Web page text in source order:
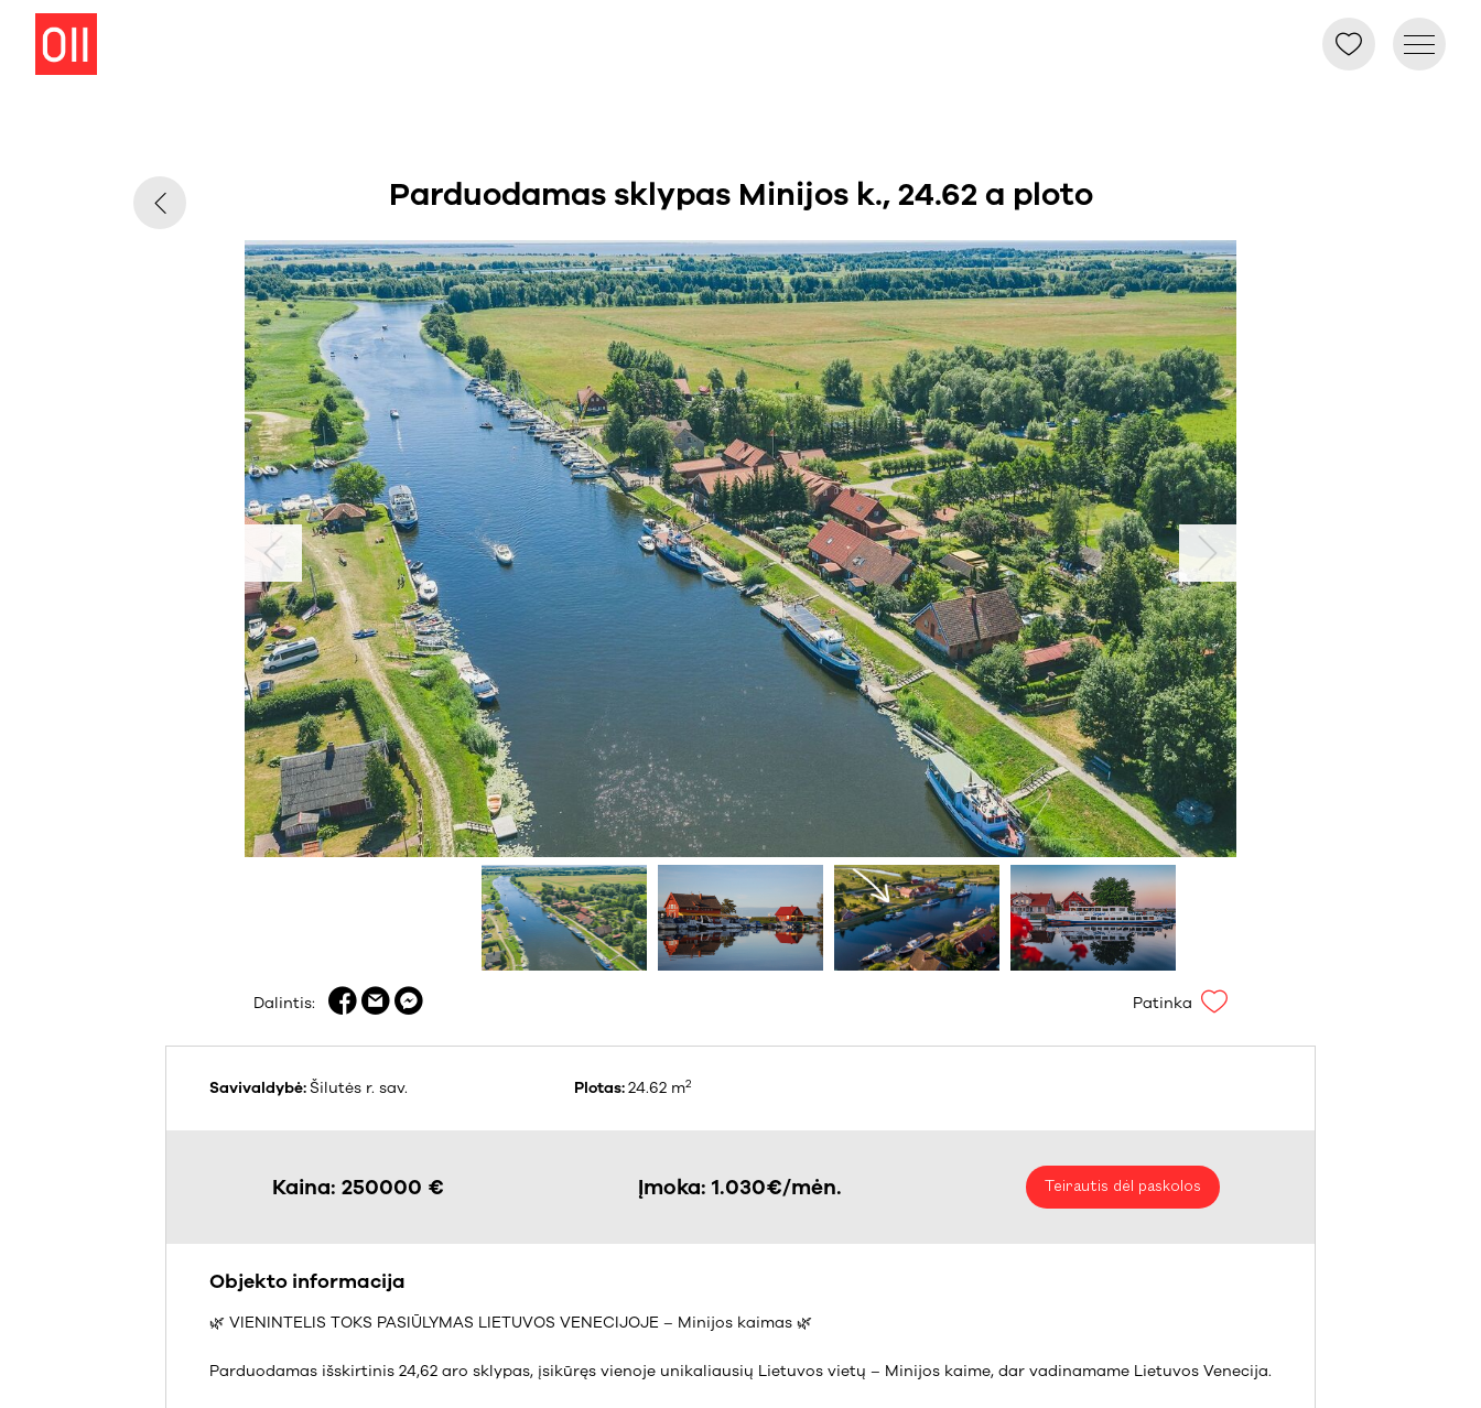
Parduodamas sklypas Minijos k., 24.62 a ploto
Dalintis: Patinka
Savivaldybė:Šilutės r. sav. Plotas:24.62 m2
Kaina: 250000 € Įmoka: 1.030€/mėn. Teirautis dėl paskolos
Objekto informacija
🌿 VIENINTELIS TOKS PASIŪLYMAS LIETUVOS VENECIJOJE – Minijos kaimas 🌿
Parduodamas išskirtinis 24,62 aro sklypas, įsikūręs vienoje unikaliausių Lietuvos vietų – Minijos kaime, dar vadinamame Lietuvos Venecija.